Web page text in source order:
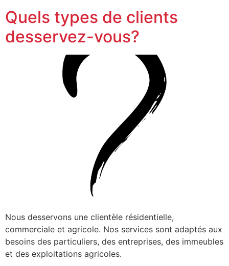
Quels types de clients
desservez-vous?
Nous desservons une clientèle résidentielle,
commerciale et agricole. Nos services sont adaptés aux
besoins des particuliers, des entreprises, des immeubles
et des exploitations agricoles.